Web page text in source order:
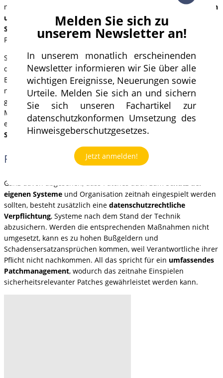
Melden Sie sich zu
unserem Newsletter an!
In unserem monatlich erscheinenden
Newsletter informieren wir Sie über alle
wichtigen Ereignisse, Neuerungen sowie
Urteile. Melden Sie sich an und sichern
Sie sich unseren Fachartikel zur
datenschutzkonformen Umsetzung des
Hinweisgeberschutzgesetzes.
Jetzt anmelden!
nicht sicherstellen. Die Server und die
getroffenen technischen
und organisatorischen Maßnahmen entsprechen nicht dem
Stand der Technik , da die Sicherheitslücken bekannt und
Patches verfügbar sind.
Sollte es zu Angriffen oder Datenschutzvorfällen kommen,
drohen nicht seltenhohe Bußgelder . Denn: Der Betrag von
Bußgeldern richtet sich gemäß Art. 83 DSGVO unter anderem
nach dem Grad der Verantwortung unter Berücksichtigung der
gemäß Art. 32 getroffenen technischen und organisatorischen
Maßnahmen. So können Bußgelder bis zu 4 % des weltweit
erzielten Jahresumsatzes betragen. Hinzu kommen mögliche
Schadensersatzansprüchevon Betroffenen.
Fazit
Ganz davon abgesehen, dass Patches auch zum
eigenen Systeme und Organisation zeitnah eingespielt werden
sollten, besteht zusätzlich eine datenschutzrechtliche
Verpflichtung, Systeme nach dem Stand der Technik
abzusichern. Werden die entsprechenden Maßnahmen nicht
umgesetzt, kann es zu hohen Bußgeldern und
Schadensersatzansprüchen kommen, weil Verantwortliche ihrer
Pflicht nicht nachkommen. All das spricht für ein umfassendes
Patchmanagement, wodurch das zeitnahe Einspielen
sicherheitsrelevanter Patches gewährleistet werden kann.